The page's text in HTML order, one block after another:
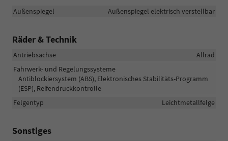
Außenspiegel Außenspiegel elektrisch verstellbar
Räder & Technik
Antriebsachse
Allrad
Fahrwerk- und Regelungssysteme
Antiblockiersystem (ABS), Elektronisches Stabilitäts-Programm
(ESP), Reifendruckkontrolle
Felgentyp
Leichtmetallfelge
Sonstiges